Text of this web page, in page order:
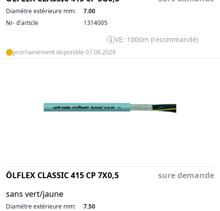
Diamètre extérieure mm:
7.00
Nr- d'article
1314005
VE: 1000m (recommandé)
prochainement disponible 07.08.2026
ÖLFLEX CLASSIC 415 CP 7X0,5
sans vert/jaune
sure demande
Diamètre extérieure mm:
7.50